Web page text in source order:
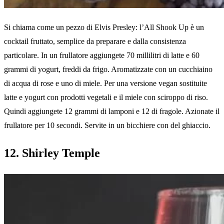
Si chiama come un pezzo di Elvis Presley: l’All Shook Up è un
cocktail fruttato, semplice da preparare e dalla consistenza
particolare. In un frullatore aggiungete 70 millilitri di latte e 60
grammi di yogurt, freddi da frigo. Aromatizzate con un cucchiaino
di acqua di rose e uno di miele. Per una versione vegan sostituite
latte e yogurt con prodotti vegetali e il miele con sciroppo di riso.
Quindi aggiungete 12 grammi di lamponi e 12 di fragole. Azionate il
frullatore per 10 secondi. Servite in un bicchiere con del ghiaccio.
12. Shirley Temple